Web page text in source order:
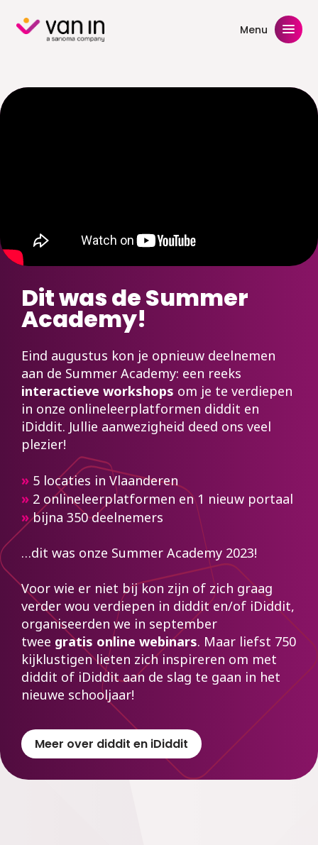
content Menu
Dit was de Summer
Academy!
Eind augustus kon je opnieuw deelnemen
aan de Summer Academy: een reeks
interactieve workshops om je te verdiepen
in onze onlineleerplatformen diddit en
iDiddit. Jullie aanwezigheid deed ons veel
plezier!
» 5 locaties in Vlaanderen
» 2 onlineleerplatformen en 1 nieuw portaal
»bijna 350 deelnemers
…dit was onze Summer Academy 2023!
Voor wie er niet bij kon zijn of zich graag
verder wou verdiepen in diddit en/of iDiddit,
organiseerden we in september
twee gratis online webinars. Maar liefst 750
kijklustigen lieten zich inspireren om met
diddit of iDiddit aan de slag te gaan in het
nieuwe schooljaar!
Meer over diddit en iDiddit